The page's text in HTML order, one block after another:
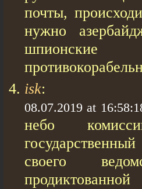
почты,
нужно
шпионские
isk:
08.07.2019 at
небо
своего